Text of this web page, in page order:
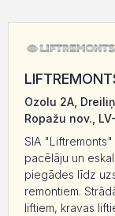
Ozolu 2A,
Ropažu nov.,
SIA
pacēlāju un
piegādes līdz
remontiem.
liftiem, kravas